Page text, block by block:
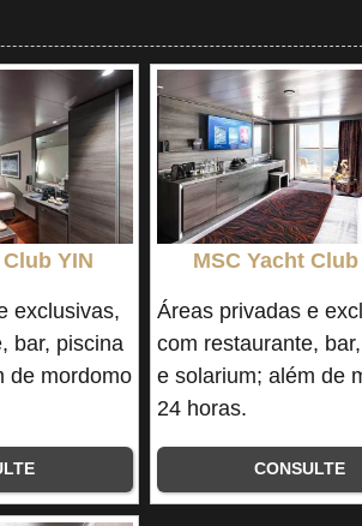
YIN
exclusivas,
bar, piscina
de mordomo
MSC Yacht
Áreas privadas e
com restaurante,
e solarium; além de
24 horas.
CONSULTE